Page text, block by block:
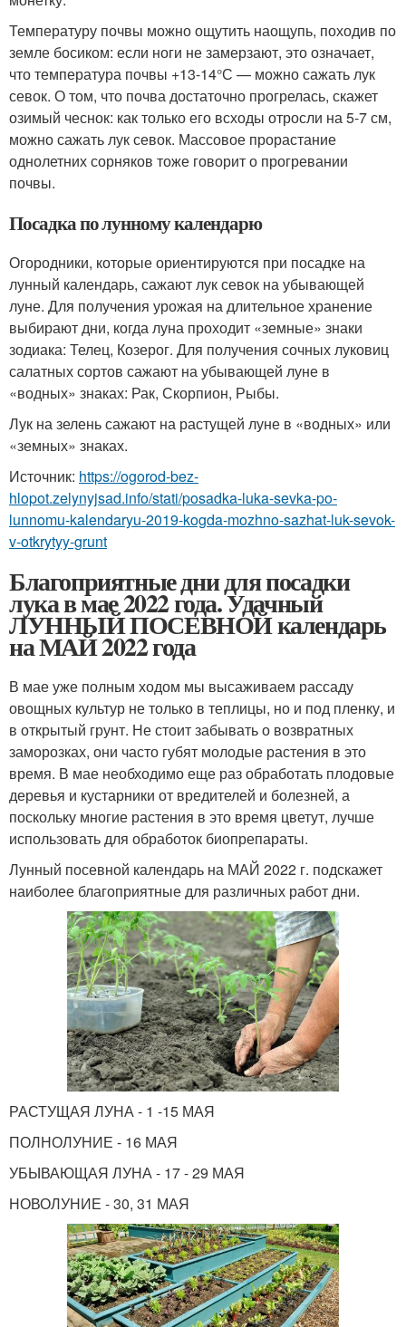
Температуру почвы можно ощутить наощупь, походив по
земле босиком: если ноги не замерзают, это означает,
что температура почвы +13-14°С — можно сажать лук
севок. О том, что почва достаточно прогрелась, скажет
озимый чеснок: как только его всходы отросли на 5-7 см,
можно сажать лук севок. Массовое прорастание
однолетних сорняков тоже говорит о прогревании
почвы.
Посадка по лунному календарю
Огородники, которые ориентируются при посадке на
лунный календарь, сажают лук севок на убывающей
луне. Для получения урожая на длительное хранение
выбирают дни, когда луна проходит «земные» знаки
зодиака: Телец, Козерог. Для получения сочных луковиц
салатных сортов сажают на убывающей луне в
«водных» знаках: Рак, Скорпион, Рыбы.
Лук на зелень сажают на растущей луне в «водных» или
«земных» знаках.
Источник: https://ogorod-bez-
hlopot.zelynyjsad.info/stati/posadka-luka-sevka-po-
lunnomu-kalendaryu-2019-kogda-mozhno-sazhat-luk-sevok-
v-otkrytyy-grunt
Благоприятные дни для посадки
лука в мае 2022 года. Удачный
ЛУННЫЙ ПОСЕВНОЙ календарь
на МАЙ 2022 года
В мае уже полным ходом мы высаживаем рассаду
овощных культур не только в теплицы, но и под пленку, и
в открытый грунт. Не стоит забывать о возвратных
заморозках, они часто губят молодые растения в это
время. В мае необходимо еще раз обработать плодовые
деревья и кустарники от вредителей и болезней, а
поскольку многие растения в это время цветут, лучше
использовать для обработок биопрепараты.
Лунный посевной календарь на МАЙ 2022 г. подскажет
наиболее благоприятные для различных работ дни.
РАСТУЩАЯ ЛУНА - 1 -15 МАЯ
ПОЛНОЛУНИЕ - 16 МАЯ
УБЫВАЮЩАЯ ЛУНА - 17 - 29 МАЯ
НОВОЛУНИЕ - 30, 31 МАЯ